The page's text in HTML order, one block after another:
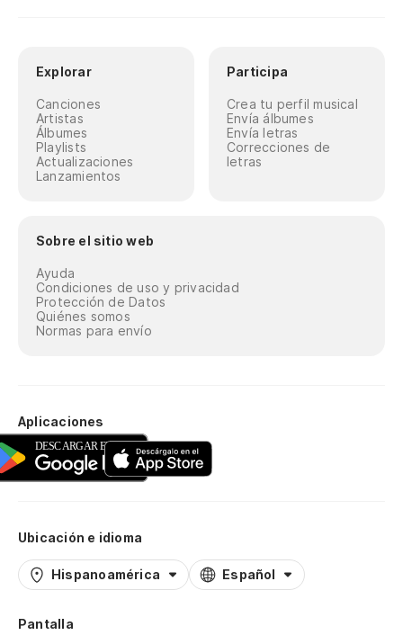
Explorar
Canciones
Artistas
Álbumes
Playlists
Actualizaciones
Lanzamientos
Participa
Crea tu perfil musical
Envía álbumes
Envía letras
Correcciones de
letras
Sobre el sitio web
Ayuda
Condiciones de uso y privacidad
Protección de Datos
Quiénes somos
Normas para envío
Aplicaciones
Ubicación e idioma
Hispanoamérica Español
Pantalla